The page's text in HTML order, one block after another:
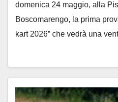
domenica 24 maggio, alla
Boscomarengo, la prima
kart 2026” che vedrà una